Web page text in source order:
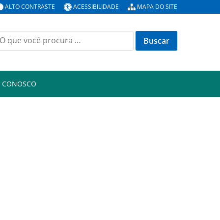
ALTO CONTRASTE ACESSIBILIDADE MAPA DO SITE
CONOSCO